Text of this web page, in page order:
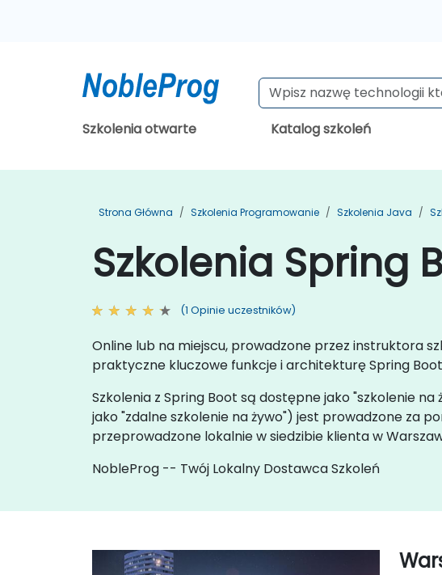
Szkolenia otwarte Katalog szkoleń
Strona Główna Szkolenia Programowanie Szkolenia Java
Szkolenia Spring
(1 Opinie uczestników)
Online lub na miejscu, prowadzone przez instruktora
praktyczne kluczowe funkcje i architekturę Spring
Szkolenia z Spring Boot są dostępne jako "szkolenie
jako "zdalne szkolenie na żywo") jest prowadzone za
przeprowadzone lokalnie w siedzibie klienta w
NobleProg -- Twój Lokalny Dostawca Szkoleń